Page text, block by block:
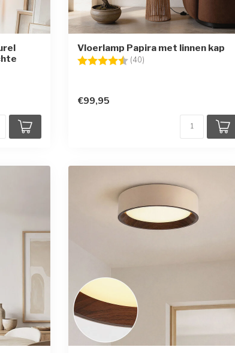
Vloerlamp Papira met linnen kap
Beoordeling: (40)
€99,95